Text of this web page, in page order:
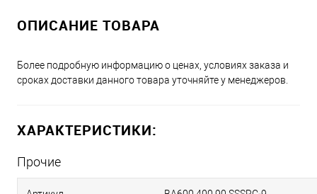
ОПИСАНИЕ ТОВАРА
Более подробную информацию о ценах, условиях заказа и
сроках доставки данного товара уточняйте у менеджеров.
ХАРАКТЕРИСТИКИ:
Прочие